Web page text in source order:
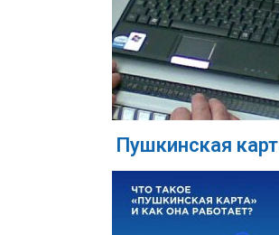
Пушкинская